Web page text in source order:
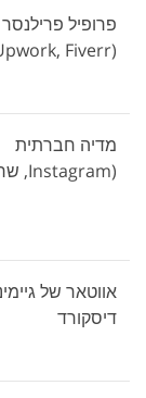
פרופיל פרילנסר
(Upwork, Fiverr)
מדיה חברתית
(Instagram, שרשורים)
אווטאר של
דיסקורד